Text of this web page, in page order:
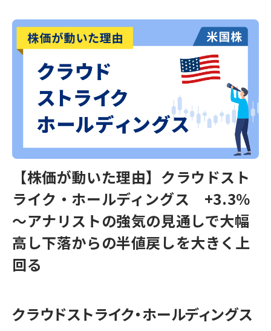
【株価が動いた理由】クラウドスト
ライク・ホールディングス +3.3％
～アナリストの強気の見通しで大幅
高し下落からの半値戻しを大きく上
回る
クラウドストライク・ホールディングス